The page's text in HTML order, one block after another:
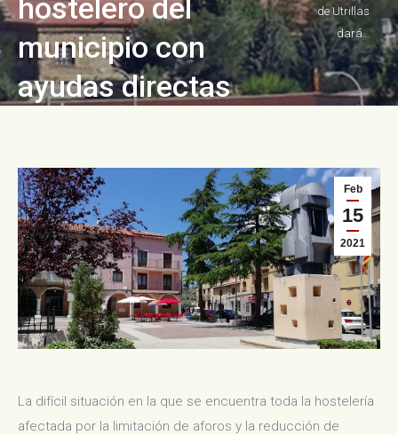
hostelero del
municipio con
ayudas directas
de Utrillas
dará…
Feb
15
2021
La difícil situación en la que se encuentra toda la hostelería
afectada por la limitación de aforos y la reducción de